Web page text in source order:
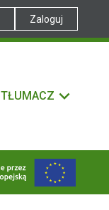
Zaloguj
TŁUMACZ